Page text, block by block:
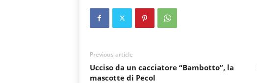
Previous article
Ucciso da un cacciatore “Bambotto”, la
mascotte di Pecol